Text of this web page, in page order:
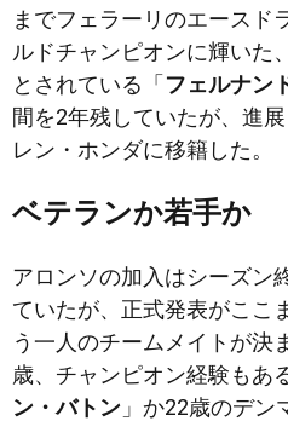
までフェラーリのエースド
ルドチャンピオンに輝いた
とされている「フェルナン
間を2年残していたが、進
レン・ホンダに移籍した。
ベテランか若手か
アロンソの加入はシーズン
ていたが、正式発表がここ
う一人のチームメイトが決
歳、チャンピオン経験もあ
ン・バトン 」か22歳のデン